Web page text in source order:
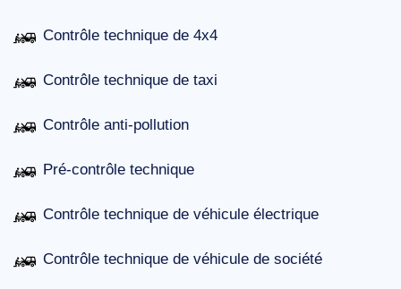
Contrôle technique de 4x4
Contrôle technique de taxi
Contrôle anti-pollution
Pré-contrôle technique
Contrôle technique de véhicule électrique
Contrôle technique de véhicule de société